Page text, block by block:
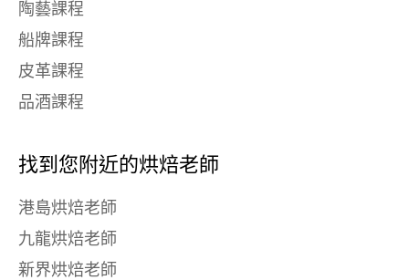
陶藝課程
船牌課程
皮革課程
品酒課程
找到您附近的烘焙老師
港島烘焙老師
九龍烘焙老師
新界烘焙老師